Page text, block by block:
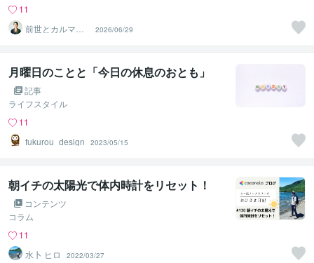
11
前世とカルマの
翻訳者 Haku
2026/06/29
月曜日のことと「今日の休息のおとも」
記事
ライフスタイル
11
fukurou_design
2023/05/15
朝イチの太陽光で体内時計をリセット！
コンテンツ
コラム
11
水卜 ヒロ
2022/03/27